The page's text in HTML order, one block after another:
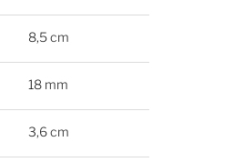
8,5 cm
18 mm
3,6 cm